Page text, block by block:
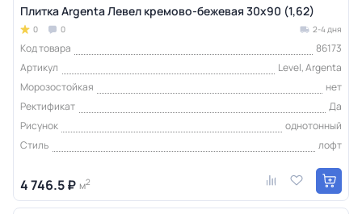
Плитка Argenta Левел кремово-бежевая 30х90 (1,62)
0 0 2-4 дня
Код товара
86173
Артикул
Level, Argenta
Морозостойкая
нет
Ректификат
Да
Рисунок
однотонный
Стиль
лофт
4 746.5 ₽ м2